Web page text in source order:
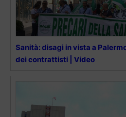
Sanità: disagi in vista a
dei contrattisti | Video